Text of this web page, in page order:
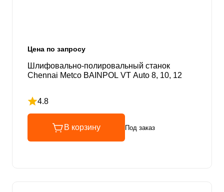
Цена по запросу
Шлифовально-полировальный станок
Chennai Metco BAINPOL VT Auto 8, 10, 12
4.8
Рейтинг 4.8 из 5
В корзину Под заказ